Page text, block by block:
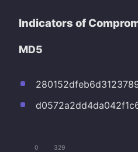
Indicators of
MD5
0 329